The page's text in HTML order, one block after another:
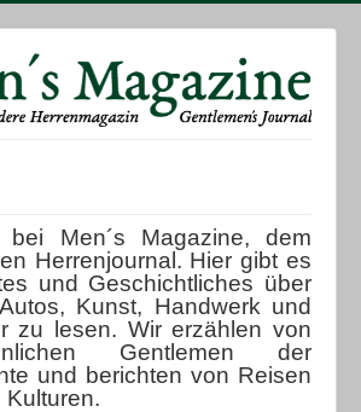
bei Men´s Magazine, dem
Herrenjournal. Hier gibt es
und Geschichtliches über
Kunst, Handwerk und
zu lesen. Wir erzählen von
Gentlemen der
und berichten von Reisen
Kulturen.